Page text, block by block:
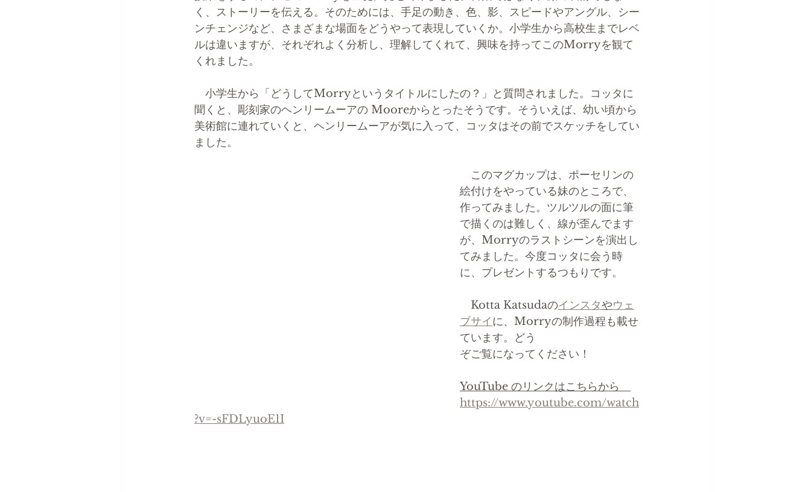
く、ストーリーを伝える。そのためには、手足の動き、色、影、スピードやアングル、シー
ンチェンジなど、さまざまな場面をどうやって表現していくか。小学生から高校生までレベ
ルは違いますが、それぞれよく分析し、理解してくれて、興味を持ってこのMorryを観て
くれました。
小学生から「どうしてMorryというタイトルにしたの？」と質問されました。コッタに
聞くと、彫刻家のヘンリームーアの Mooreからとったそうです。そういえば、幼い頃から
美術館に連れていくと、ヘンリームーアが気に入って、コッタはその前でスケッチをしてい
ました。
このマグカップは、ポーセリンの
絵付けをやっている妹のところで、
作ってみました。ツルツルの面に筆
で描くのは難しく、線が歪んでます
が、Morryのラストシーンを演出し
てみました。今度コッタに会う時
に、プレゼントするつもりです。
Kotta Katsudaのインスタやウェ
ブサイに、Morryの制作過程も載せ
ています。どう
ぞご覧になってください！
YouTube のリンクはこちらから
https://www.youtube.com/watch
?v=-sFDLyuoE1I